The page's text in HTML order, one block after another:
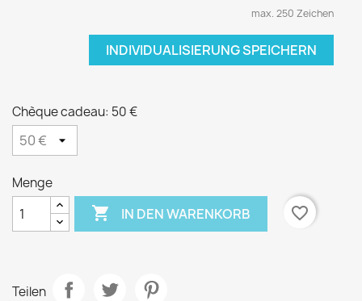
max. 250 Zeichen
INDIVIDUALISIERUNG SPEICHERN
Chèque cadeau: 50 €
Menge
 IN DEN WARENKORB favorite_border
Teilen